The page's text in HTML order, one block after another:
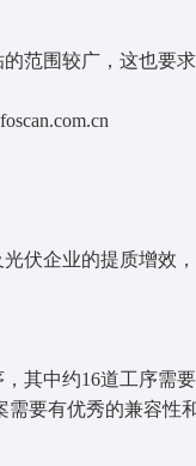
范围较广，这也要
伏企业的提质增效
其中约16道工序需
需要有优秀的兼容性